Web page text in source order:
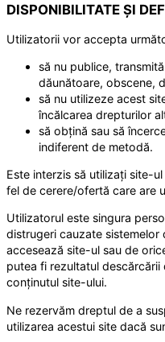
DISPONIBILITATE ȘI
Utilizatorii vor accepta
să nu publice,
dăunătoare, obscene,
să nu utilizeze acest
încălcarea drepturilor
să obțină sau să
indiferent de metodă.
Este interzis să utilizați site-
fel de cerere/ofertă care are
Utilizatorul este singura
distrugeri cauzate sistemelor
accesează site-ul sau de
putea fi rezultatul
conținutul site-ului.
Ne rezervăm dreptul de a
utilizarea acestui site dacă